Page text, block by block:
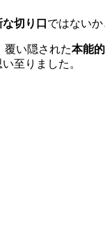
切り口 ではないか
覆い隠された本能
至りました。